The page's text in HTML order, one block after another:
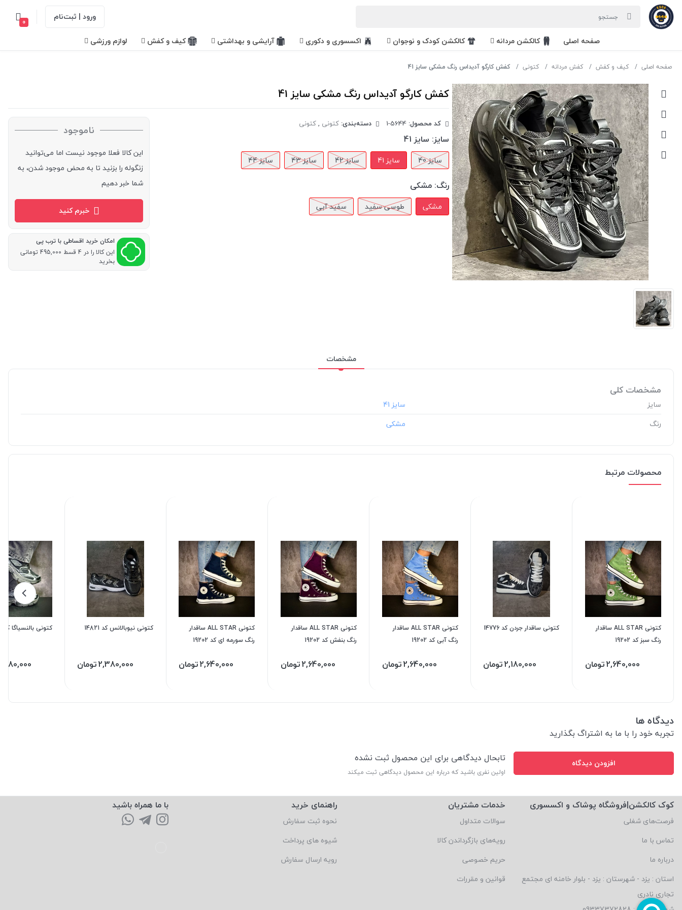
ورود | ثبت‌نام 0
صفحه اصلی کالکشن مردانه کالکشن کودک و نوجوان اکسسوری و دکوری آرایشی و بهداشتی کیف و کفش لوازم ورزشی
صفحه اصلی کیف و کفش کفش مردانه کتونی کفش کارگو آدیداس رنگ مشکی سایز 41
کفش کارگو آدیداس رنگ مشکی سایز 41
کد محصول: دسته‌بندی: کتونی ,کتونی
سایز: سایز 41
سایز 40 سایز 41 سایز 42 سایز 43 سایز 44
رنگ: مشکی
مشکی طوسی سفید سفید آبی
ناموجود
این کالا فعلا موجود نیست اما می‌توانید
زنگوله را بزنید تا به محض موجود شدن، به
شما خبر دهیم
خبرم کنید
امکان خرید اقساطی با ترب پی
این کالا را در 4 قسط 495,000 تومانی
بخرید
مشخصات
مشخصات کلی
سایز
رنگ
محصولات مرتبط
کتونی ALL STAR ساقدار
رنگ سبز کد 19202
2,640,000تومان
کتونی ساقدار جردن کد 14776
2,180,000تومان
کتونی ALL STAR ساقدار
رنگ آبی کد 19202
2,640,000تومان
کتونی ALL STAR ساقدار
رنگ بنفش کد 19202
2,640,000تومان
کتونی ALL STAR ساقدار
رنگ سورمه ای کد 19202
2,640,000تومان
کتونی نیوبالانس کد 14821
2,380,000تومان
کتونی بالنسیاگا کد 19357
دیدگاه ها
تجربه خود را با ما به اشتراگ بگذارید
افزودن دیدگاه تابحال دیدگاهی برای این محصول ثبت نشده
اولین نفری باشید که درباره این محصول دیدگاهی ثبت میکند
کوک کالکشن|فروشگاه پوشاک و اکسسوری
فرصت‌های شغلی
تماس با ما
درباره ما
استان : یزد - شهرستان : یزد - بلوار خامنه ای مجتمع
تجاری نادری
خدمات مشتریان
سوالات متداول
رویه‌های بازگرداندن کالا
حریم خصوصی
قوانین و مقررات
راهنمای خرید
نحوه ثبت سفارش
شیوه های پرداخت
رویه ارسال سفارش
با ما همراه باشید